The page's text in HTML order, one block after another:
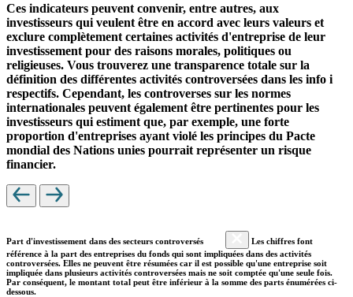
Ces indicateurs peuvent convenir, entre autres, aux
investisseurs qui veulent être en accord avec leurs valeurs et
exclure complètement certaines activités d'entreprise de leur
investissement pour des raisons morales, politiques ou
religieuses. Vous trouverez une transparence totale sur la
définition des différentes activités controversées dans les info i
respectifs. Cependant, les controverses sur les normes
internationales peuvent également être pertinentes pour les
investisseurs qui estiment que, par exemple, une forte
proportion d'entreprises ayant violé les principes du Pacte
mondial des Nations unies pourrait représenter un risque
financier.
Part d'investissement dans des secteurs controversés
Les chiffres font
référence à la part des entreprises du fonds qui sont impliquées dans des activités
controversées. Elles ne peuvent être résumées car il est possible qu'une entreprise soit
impliquée dans plusieurs activités controversées mais ne soit comptée qu'une seule fois.
Par conséquent, le montant total peut être inférieur à la somme des parts énumérées ci-
dessous.